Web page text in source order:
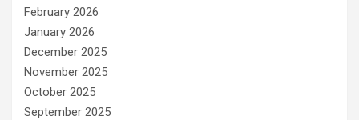
February 2026
January 2026
December 2025
November 2025
October 2025
September 2025